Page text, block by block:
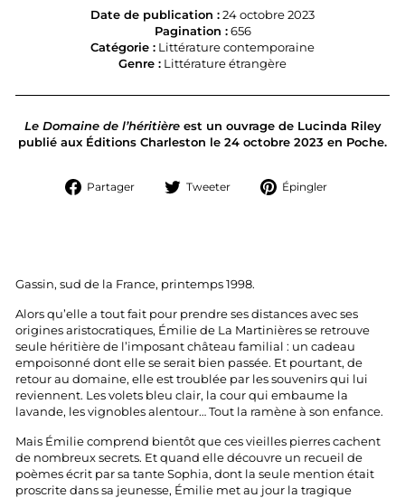
Date de publication : 24 octobre 2023
Pagination :656
Catégorie : Littérature contemporaine
Genre : Littérature étrangère
Le Domaine de l’héritièreest un ouvrage de Lucinda Riley
publié aux Éditions Charleston le 24 octobre 2023 en Poche.
Partager
PartagerTweeter
TweeterÉpingler
Gassin, sud de la France, printemps 1998.
Alors qu’elle a tout fait pour prendre ses distances avec ses
origines aristocratiques, Émilie de La Martinières se retrouve
seule héritière de l’imposant château familial : un cadeau
empoisonné dont elle se serait bien passée. Et pourtant, de
retour au domaine, elle est troublée par les souvenirs qui lui
reviennent. Les volets bleu clair, la cour qui embaume la
lavande, les vignobles alentour… Tout la ramène à son enfance.
Mais Émilie comprend bientôt que ces vieilles pierres cachent
de nombreux secrets. Et quand elle découvre un recueil de
poèmes écrit par sa tante Sophia, dont la seule mention était
proscrite dans sa jeunesse, Émilie met au jour la tragique